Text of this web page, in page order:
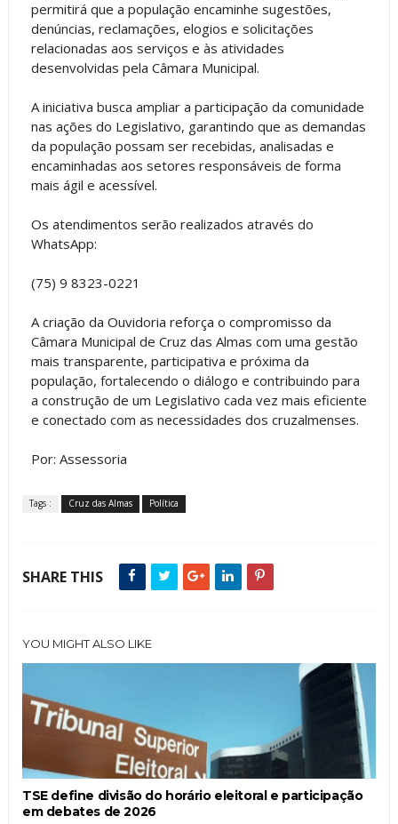
permitirá que a população encaminhe sugestões,
denúncias, reclamações, elogios e solicitações
relacionadas aos serviços e às atividades
desenvolvidas pela Câmara Municipal.
A iniciativa busca ampliar a participação da comunidade
nas ações do Legislativo, garantindo que as demandas
da população possam ser recebidas, analisadas e
encaminhadas aos setores responsáveis de forma
mais ágil e acessível.
Os atendimentos serão realizados através do
WhatsApp:
(75) 9 8323-0221
A criação da Ouvidoria reforça o compromisso da
Câmara Municipal de Cruz das Almas com uma gestão
mais transparente, participativa e próxima da
população, fortalecendo o diálogo e contribuindo para
a construção de um Legislativo cada vez mais eficiente
e conectado com as necessidades dos cruzalmenses.
Por: Assessoria
Tags : Cruz das Almas Política
SHARE THIS
YOU MIGHT ALSO LIKE
TSE define divisão do horário eleitoral e participação
em debates de 2026